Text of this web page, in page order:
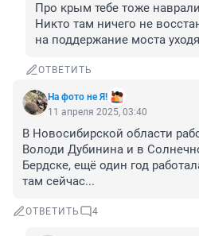
Про крым тебе тоже
Никто там ничего не
на поддержание моста
ОТВЕТИТЬ
На фото не Я!
11 апреля 2025, 03:40
В Новосибирской области
Володи Дубинина и в
Бердске, ещё один год
там сейчас...
ОТВЕТИТЬ 4